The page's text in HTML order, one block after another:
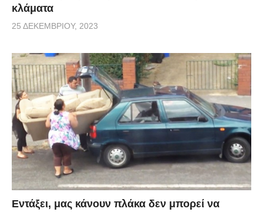
κλάματα
25 ΔΕΚΕΜΒΡΊΟΥ, 2023
Εντάξει, μας κάνουν πλάκα δεν μπορεί να